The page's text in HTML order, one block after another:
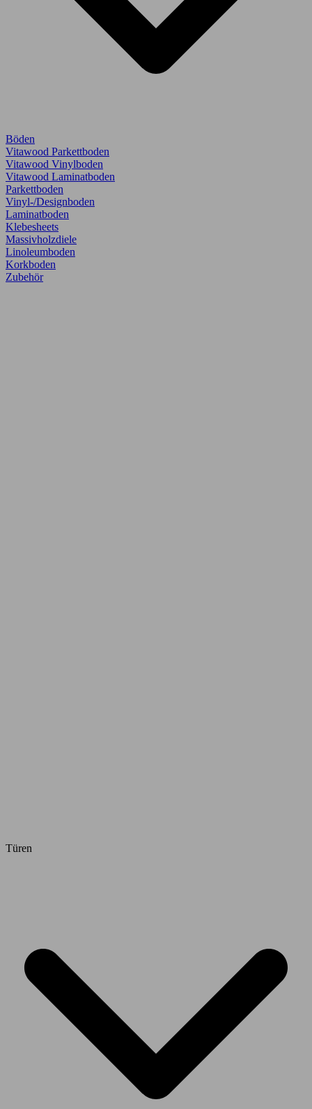
Böden
Vitawood Parkettboden
Vitawood Vinylboden
Vitawood Laminatboden
Parkettboden
Vinyl-/Designboden
Laminatboden
Klebesheets
Massivholzdiele
Linoleumboden
Korkboden
Zubehör
Türen